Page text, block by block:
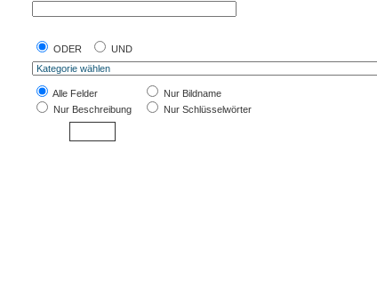
ODER
UND
Alle Felder
Nur Bildname
Nur Beschreibung
Nur Schlüsselwörter